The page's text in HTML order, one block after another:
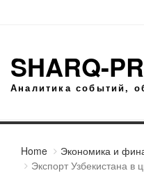
SHARQ-
Аналитика событий,
Home
Экономика и
Экспорт Узбекистана в